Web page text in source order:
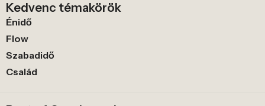
Kedvenc témakörök
Énidő
Flow
Szabadidő
Család